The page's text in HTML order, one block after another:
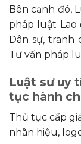
Bên cạnh đó,
pháp luật Lao
Dân sự, tranh
Tư vấn pháp
Luật sư uy
tục hành
Thủ tục cấp
nhãn hiệu,